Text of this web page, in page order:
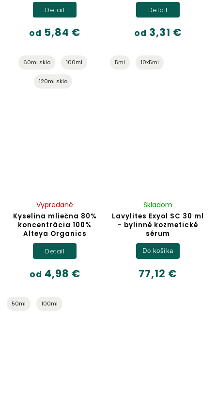
od 5,84 €
Detail
60ml sklo 100ml
120ml sklo
od 3,31 €
Detail
5ml 10x5ml
Kyselina mliečna 80%
koncentrácia 100%
Alteya Organics
Vypredané
od 4,98 €
Detail
50ml 100ml
Lavylites Exyol SC 30 ml
- bylinné kozmetické
sérum
Skladom
77,12 €
Do košíka